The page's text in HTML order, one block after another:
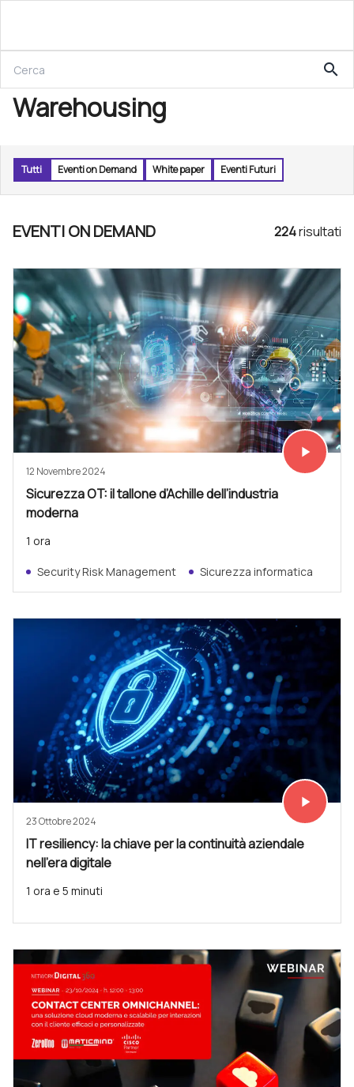
search
Warehousing
Tutti Eventi on Demand White paper Eventi Futuri
EVENTI ON DEMAND 224risultati
Vedi subito
play_arrow
12 Novembre 2024
Sicurezza OT: il tallone d’Achille dell’industria
moderna
1 ora
Security Risk Management Sicurezza informatica
Vedi subito
play_arrow
23 Ottobre 2024
IT resiliency: la chiave per la continuità aziendale
nell’era digitale
1 ora e 5 minuti